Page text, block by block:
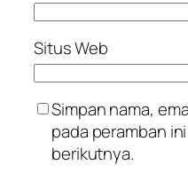
Situs Web
Simpan nama,
pada peramban
berikutnya.